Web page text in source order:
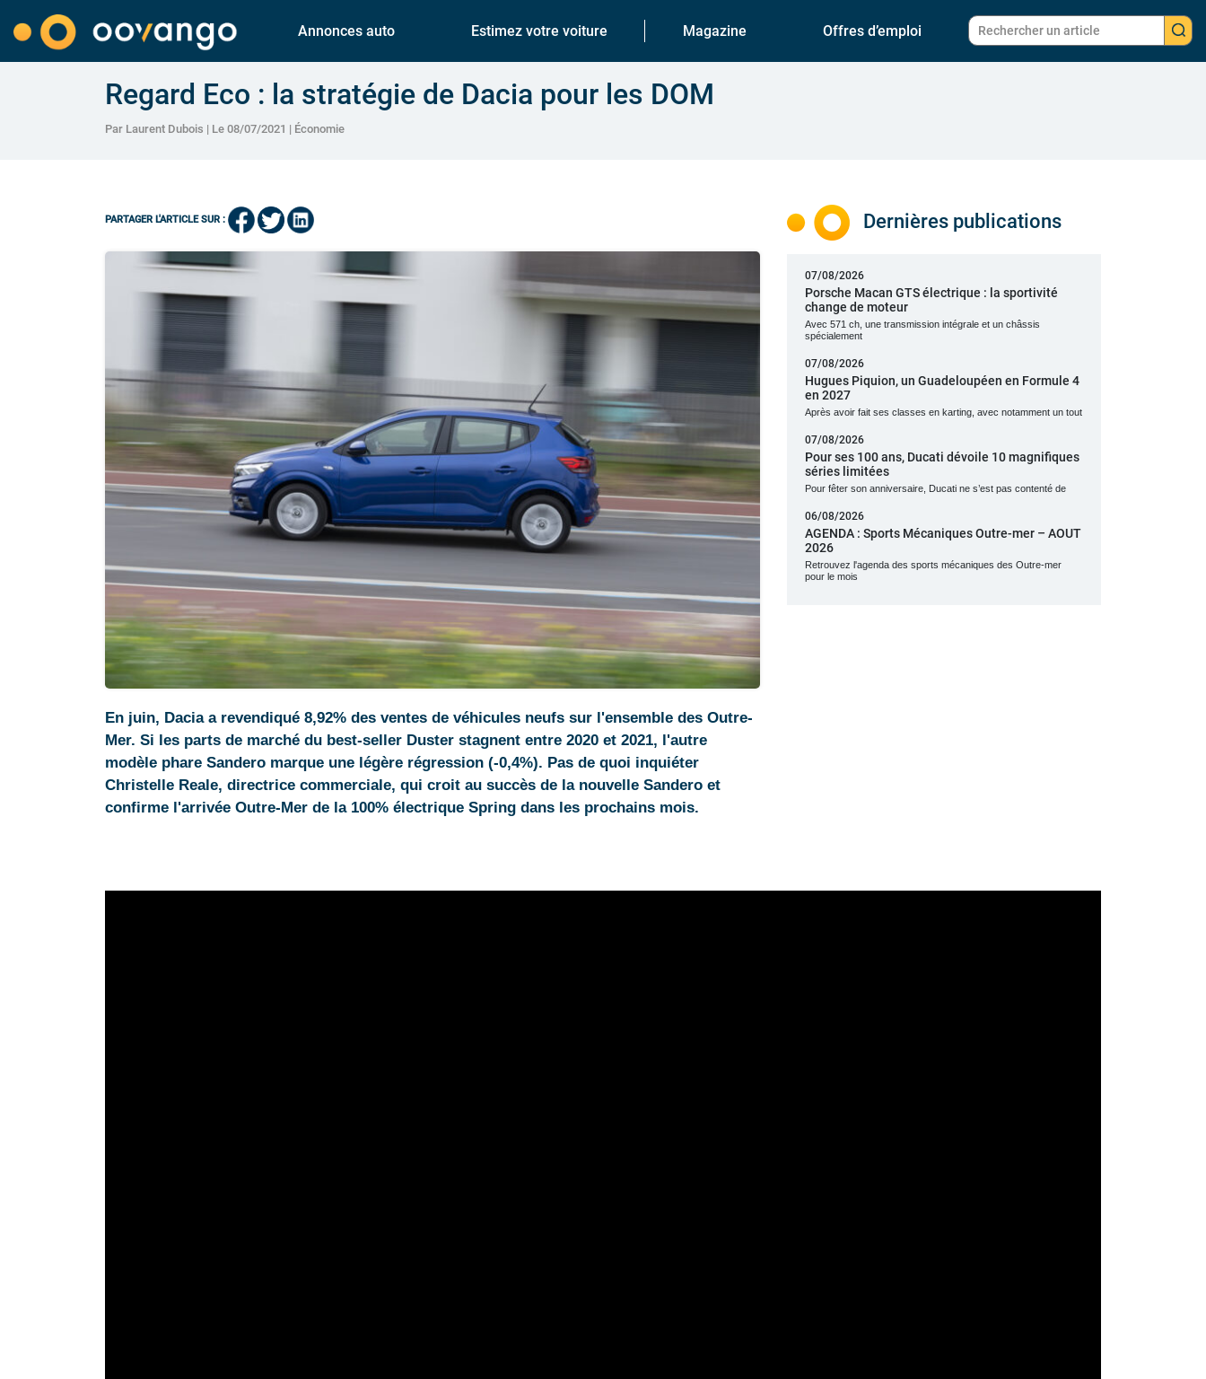
Annonces auto Estimez votre voiture Magazine Offres d’emploi
Regard Eco : la stratégie de Dacia pour les DOM
Par Laurent Dubois | Le 08/07/2021 | Économie
PARTAGER L'ARTICLE SUR :
En juin, Dacia a revendiqué 8,92% des ventes de véhicules neufs sur l'ensemble des Outre-
Mer. Si les parts de marché du best-seller Duster stagnent entre 2020 et 2021, l'autre
modèle phare Sandero marque une légère régression (-0,4%). Pas de quoi inquiéter
Christelle Reale, directrice commerciale, qui croit au succès de la nouvelle Sandero et
confirme l'arrivée Outre-Mer de la 100% électrique Spring dans les prochains mois.
Dernières publications
07/08/2026
Porsche Macan GTS électrique : la sportivité
change de moteur
Avec 571 ch, une transmission intégrale et un châssis
spécialement
07/08/2026
Hugues Piquion, un Guadeloupéen en Formule 4
en 2027
Après avoir fait ses classes en karting, avec notamment un tout
07/08/2026
Pour ses 100 ans, Ducati dévoile 10 magnifiques
séries limitées
Pour fêter son anniversaire, Ducati ne s’est pas contenté de
06/08/2026
AGENDA : Sports Mécaniques Outre-mer – AOUT
2026
Retrouvez l'agenda des sports mécaniques des Outre-mer
pour le mois